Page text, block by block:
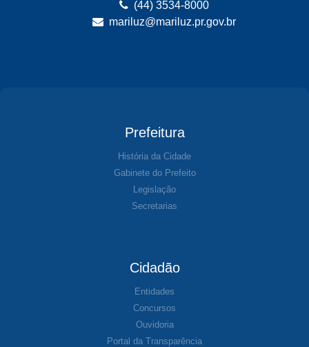
(44) 3534-8000
mariluz@mariluz.pr.gov.br
Prefeitura
História da Cidade
Gabinete do Prefeito
Legislação
Secretarias
Cidadão
Entidades
Concursos
Ouvidoria
Portal da Transparência